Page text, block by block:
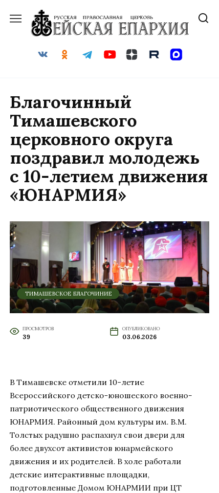
содержанию
Благочинный
Тимашевского
церковного округа
поздравил молодежь
с 10-летием движения
«ЮНАРМИЯ»
ТИМАШЕВСКОЕ БЛАГОЧИНИЕ
ПРОСМОТРОВ
39
ОПУБЛИКОВАНО
03.06.2026
В Тимашевске отметили 10-летие
Всероссийского детско-юношеского военно-
патриотического общественного движения
ЮНАРМИЯ. Районный дом культуры им. В.М.
Толстых радушно распахнул свои двери для
более двухсот активистов юнармейского
движения и их родителей. В холе работали
детские интерактивные площадки,
подготовленные Домом ЮНАРМИИ при ЦТ